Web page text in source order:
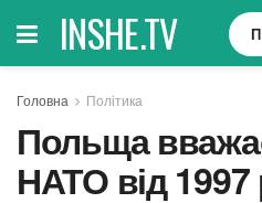
INSHE.TV
Головна Політика
Польща
НАТО від 1997